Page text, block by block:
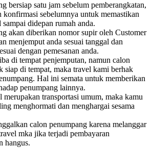
bersiap satu jam sebelum pemberangkatan,
konfirmasi sebelumnya untuk memastikan
didepan rumah anda.
akan diberikan nomor supir oleh Customer
menjemput anda sesuai tanggal dan
dengan pemesanan anda.
di tempat penjemputan, namun calon
siap di tempat, maka travel kami berhak
Hal ini semata untuk memberikan
penumpang lainnya.
merupakan transportasi umum, maka kamu
menghormati dan menghargai sesama
calon penumpang karena melanggar
mka jika terjadi pembayaran
hangus.